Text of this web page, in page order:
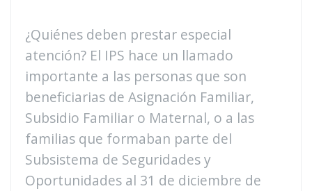
¿Quiénes deben prestar especial
atención? El IPS hace un llamado
importante a las personas que son
beneficiarias de Asignación Familiar,
Subsidio Familiar o Maternal, o a las
familias que formaban parte del
Subsistema de Seguridades y
Oportunidades al 31 de diciembre de